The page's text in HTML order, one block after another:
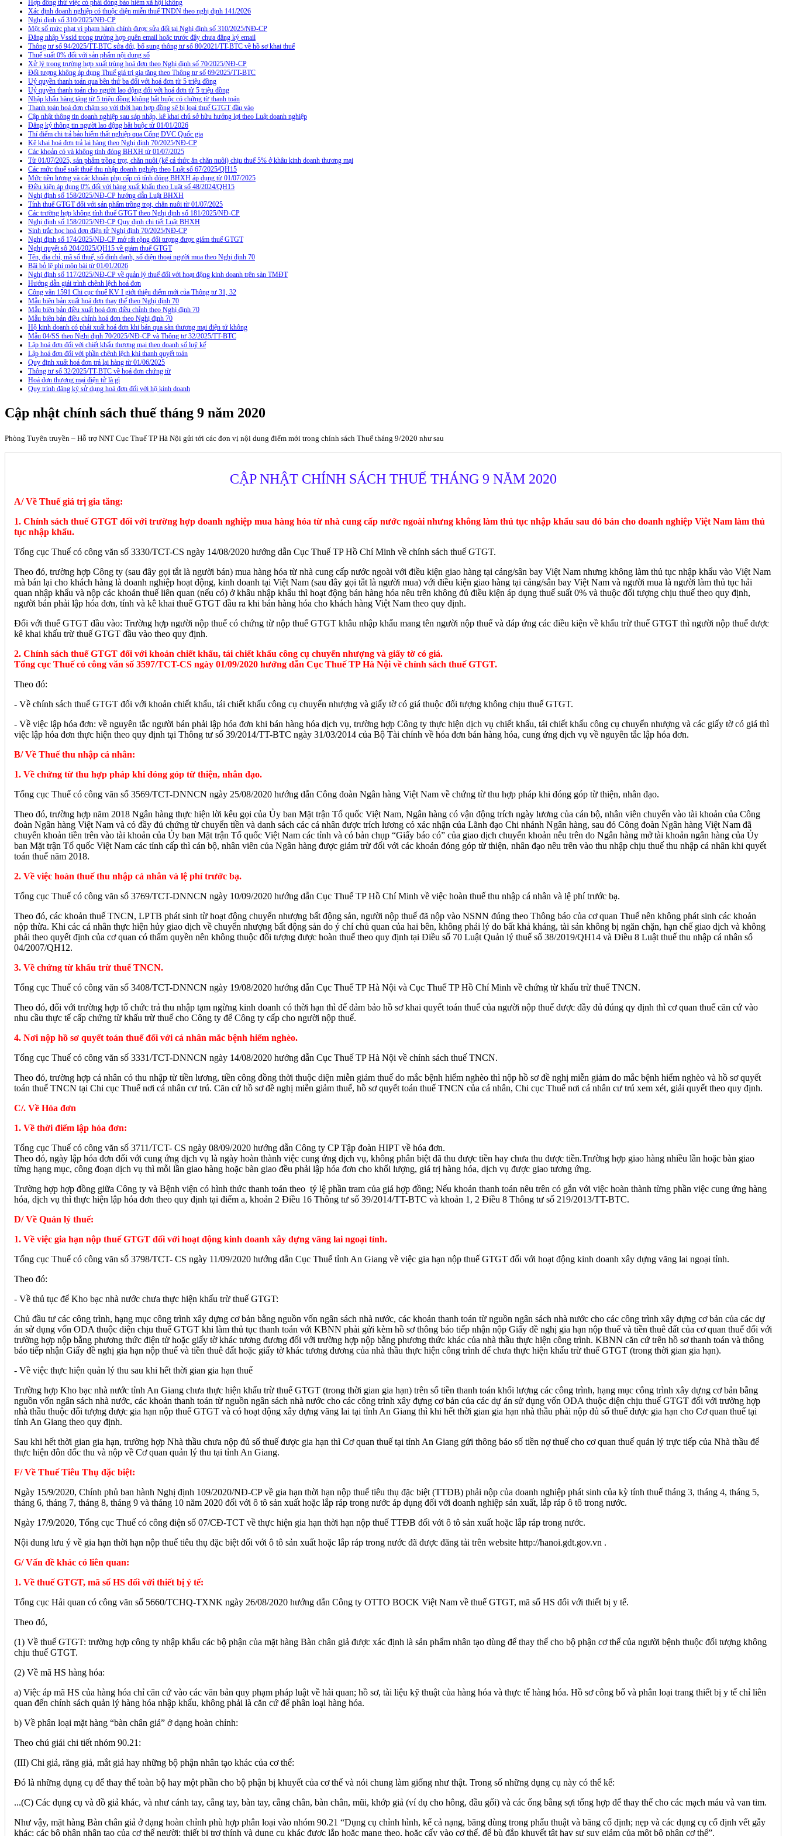
Hợp đồng thử việc có phải đóng bảo hiểm xã hội không
Xác định doanh nghiệp có thuộc diện miễn thuế TNDN theo nghị định 141/2026
Nghị định số 310/2025/NĐ-CP
Một số mức phạt vi phạm hành chính được sửa đổi tại Nghị định số 310/2025/NĐ-CP
Đăng nhập Vssid trong trường hợp quên email hoặc trước đây chưa đăng ký email
Thông tư số 94/2025/TT-BTC sửa đổi, bổ sung thông tư số 80/2021/TT-BTC về hồ sơ khai thuế
Thuế suất 0% đối với sản phẩm nội dung số
Xử lý trong trường hợp xuất trùng hoá đơn theo Nghị định số 70/2025/NĐ-CP
Đối tượng không áp dụng Thuế giá trị gia tăng theo Thông tư số 69/2025/TT-BTC
Uỷ quyền thanh toán qua bên thứ ba đối với hoá đơn từ 5 triệu đồng
Uỷ quyền thanh toán cho người lao động đối với hoá đơn từ 5 triệu đồng
Nhập khẩu hàng tặng từ 5 triệu đồng không bắt buộc có chứng từ thanh toán
Thanh toán hoá đơn chậm so với thời hạn hợp đồng sẽ bị loại thuế GTGT đầu vào
Cập nhật thông tin doanh nghiệp sau sáp nhập, kê khai chủ sở hữu hưởng lợi theo Luật doanh nghiệp
Đăng ký thông tin người lao động bắt buộc từ 01/01/2026
Thí điểm chi trả bảo hiểm thất nghiệp qua Cổng DVC Quốc gia
Kê khai hoá đơn trả lại hàng theo Nghị định 70/2025/NĐ-CP
Các khoản có và không tính đóng BHXH từ 01/07/2025
Từ 01/07/2025, sản phẩm trồng trọt, chăn nuôi (kể cả thức ăn chăn nuôi) chịu thuế 5% ở khâu kinh doanh thương mại
Các mức thuế suất thuế thu nhập doanh nghiệp theo Luật số 67/2025/QH15
Mức tiền lương và các khoản phụ cấp có tính đóng BHXH áp dụng từ 01/07/2025
Điều kiện áp dụng 0% đối với hàng xuất khẩu theo Luật số 48/2024/QH15
Nghị định số 158/2025/NĐ-CP hướng dẫn Luật BHXH
Tính thuế GTGT đối với sản phẩm trồng trọt, chăn nuôi từ 01/07/2025
Các trường hợp không tính thuế GTGT theo Nghị định số 181/2025/NĐ-CP
Nghị định số 158/2025/NĐ-CP Quy định chi tiết Luật BHXH
Sinh trắc học hoá đơn điện tử Nghị định 70/2025/NĐ-CP
Nghị định số 174/2025/NĐ-CP mở rất rộng đối tượng được giảm thuế GTGT
Nghị quyết sô 204/2025/QH15 về giảm thuế GTGT
Tên, địa chỉ, mã số thuế, số định danh, số điện thoại người mua theo Nghị định 70
Bãi bỏ lệ phí môn bài từ 01/01/2026
Nghị định số 117/2025/NĐ-CP về quản lý thuế đối với hoạt động kinh doanh trên sàn TMĐT
Hướng dẫn giải trình chênh lệch hoá đơn
Công văn 1591 Chi cục thuế KV I giới thiệu điểm mới của Thông tư 31, 32
Mẫu biên bản xuất hoá đơn thay thế theo Nghị định 70
Mẫu biên bản điều xuất hoá đơn điều chỉnh theo Nghị định 70
Mẫu biên bản điều chỉnh hoá đơn theo Nghị định 70
Hộ kinh doanh có phải xuất hoá đơn khi bán qua sàn thương mại điện tử không
Mẫu 04/SS theo Nghi định 70/2025/NĐ-CP và Thông tư 32/2025/TT-BTC
Lập hoá đơn đối với chiết khấu thương mại theo doanh số luỹ kế
Lập hoá đơn đối với phần chênh lệch khi thanh quyết toán
Quy định xuất hoá đơn trả lại hàng từ 01/06/2025
Thông tư số 32/2025/TT-BTC về hoá đơn chứng từ
Hoá đơn thương mại điện tử là gì
Quy trình đăng ký sử dụng hoá đơn đối với hộ kinh doanh
Cập nhật chính sách thuế tháng 9 năm 2020
Phòng Tuyên truyền – Hỗ trợ NNT Cục Thuế TP Hà Nội gửi tới các đơn vị nội dung điểm mới trong chính sách Thuế tháng 9/2020 như sau
CẬP NHẬT CHÍNH SÁCH THUẾ THÁNG 9 NĂM 2020
A/ Về Thuế giá trị gia tăng:
1. Chính sách thuế GTGT đối với trường hợp doanh nghiệp mua hàng hóa từ nhà cung cấp nước ngoài nhưng không làm thủ tục nhập khẩu sau đó bán cho doanh nghiệp Việt Nam làm thủ
tục nhập khẩu.
Tổng cục Thuế có công văn số 3330/TCT-CS ngày 14/08/2020 hướng dẫn Cục Thuế TP Hồ Chí Minh về chính sách thuế GTGT.
Theo đó, trường hợp Công ty (sau đây gọi tắt là người bán) mua hàng hóa từ nhà cung cấp nước ngoài với điều kiện giao hàng tại cảng/sân bay Việt Nam nhưng không làm thủ tục nhập khẩu vào Việt Nam
mà bán lại cho khách hàng là doanh nghiệp hoạt động, kinh doanh tại Việt Nam (sau đây gọi tắt là người mua) với điều kiện giao hàng tại cảng/sân bay Việt Nam và người mua là người làm thủ tục hải
quan nhập khẩu và nộp các khoản thuế liên quan (nếu có) ở khâu nhập khẩu thì hoạt động bán hàng hóa nêu trên không đủ điều kiện áp dụng thuế suất 0% và thuộc đối tượng chịu thuế theo quy định,
người bán phải lập hóa đơn, tính và kê khai thuế GTGT đầu ra khi bán hàng hóa cho khách hàng Việt Nam theo quy định.
Đối với thuế GTGT đầu vào: Trường hợp người nộp thuế có chứng từ nộp thuế GTGT khâu nhập khẩu mang tên người nộp thuế và đáp ứng các điều kiện về khấu trừ thuế GTGT thì người nộp thuế được
kê khai khấu trừ thuế GTGT đầu vào theo quy định.
2. Chính sách thuế GTGT đối với khoản chiết khấu, tái chiết khấu công cụ chuyển nhượng và giấy tờ có giá.
Tổng cục Thuế có công văn số 3597/TCT-CS ngày 01/09/2020 hướng dẫn Cục Thuế TP Hà Nội về chính sách thuế GTGT.
Theo đó:
- Về chính sách thuế GTGT đối với khoản chiết khấu, tái chiết khấu công cụ chuyển nhượng và giấy tờ có giá thuộc đối tượng không chịu thuế GTGT.
- Về việc lập hóa đơn: về nguyên tắc người bán phải lập hóa đơn khi bán hàng hóa dịch vụ, trường hợp Công ty thực hiện dịch vụ chiết khấu, tái chiết khấu công cụ chuyển nhượng và các giấy tờ có giá thì
việc lập hóa đơn thực hiện theo quy định tại Thông tư số 39/2014/TT-BTC ngày 31/03/2014 của Bộ Tài chính về hóa đơn bán hàng hóa, cung ứng dịch vụ về nguyên tắc lập hóa đơn.
B/ Về Thuế thu nhập cá nhân:
1. Về chứng từ thu hợp pháp khi đóng góp từ thiện, nhân đạo.
Tổng cục Thuế có công văn số 3569/TCT-DNNCN ngày 25/08/2020 hướng dẫn Công đoàn Ngân hàng Việt Nam về chứng từ thu hợp pháp khi đóng góp từ thiện, nhân đạo.
Theo đó, trường hợp năm 2018 Ngân hàng thực hiện lời kêu gọi của Ủy ban Mặt trận Tổ quốc Việt Nam, Ngân hàng có vận động trích ngày lương của cán bộ, nhân viên chuyển vào tài khoản của Công
đoàn Ngân hàng Việt Nam và có đầy đủ chứng từ chuyển tiền và danh sách các cá nhân được trích lương có xác nhận của Lãnh đạo Chi nhánh Ngân hàng, sau đó Công đoàn Ngân hàng Việt Nam đã
chuyển khoản tiền trên vào tài khoản của Ủy ban Mặt trận Tổ quốc Việt Nam các tỉnh và có bản chụp “Giấy báo có” của giao dịch chuyển khoản nêu trên do Ngân hàng mở tài khoản ngân hàng của Ủy
ban Mặt trận Tổ quốc Việt Nam các tỉnh cấp thì cán bộ, nhân viên của Ngân hàng được giảm trừ đối với các khoản đóng góp từ thiện, nhân đạo nêu trên vào thu nhập chịu thuế thu nhập cá nhân khi quyết
toán thuế năm 2018.
2. Về việc hoàn thuế thu nhập cá nhân và lệ phí trước bạ.
Tổng cục Thuế có công văn số 3769/TCT-DNNCN ngày 10/09/2020 hướng dẫn Cục Thuế TP Hồ Chí Minh về việc hoàn thuế thu nhập cá nhân và lệ phí trước bạ.
Theo đó, các khoản thuế TNCN, LPTB phát sinh từ hoạt động chuyển nhượng bất động sản, người nộp thuế đã nộp vào NSNN đúng theo Thông báo của cơ quan Thuế nên không phát sinh các khoản
nộp thừa. Khi các cá nhân thực hiện hủy giao dịch về chuyển nhượng bất động sản do ý chí chủ quan của hai bên, không phải lý do bất khả kháng, tài sản không bị ngăn chặn, hạn chế giao dịch và không
phải theo quyết định của cơ quan có thẩm quyền nên không thuộc đối tượng được hoàn thuế theo quy định tại Điều số 70 Luật Quản lý thuế số 38/2019/QH14 và Điều 8 Luật thuế thu nhập cá nhân số
04/2007/QH12.
3. Về chứng từ khấu trừ thuế TNCN.
Tổng cục Thuế có công văn số 3408/TCT-DNNCN ngày 19/08/2020 hướng dẫn Cục Thuế TP Hà Nội và Cục Thuế TP Hồ Chí Minh về chứng từ khấu trừ thuế TNCN.
Theo đó, đối với trường hợp tổ chức trả thu nhập tạm ngừng kinh doanh có thời hạn thì để đảm bảo hồ sơ khai quyết toán thuế của người nộp thuế được đầy đủ đúng qy định thì cơ quan thuế căn cứ vào
nhu cầu thực tế cấp chứng từ khấu trừ thuế cho Công ty để Công ty cấp cho người nộp thuế.
4. Nơi nộp hồ sơ quyết toán thuế đối với cá nhân mắc bệnh hiểm nghèo.
Tổng cục Thuế có công văn số 3331/TCT-DNNCN ngày 14/08/2020 hướng dẫn Cục Thuế TP Hà Nội về chính sách thuế TNCN.
Theo đó, trường hợp cá nhân có thu nhập từ tiền lương, tiền công đồng thời thuộc diện miễn giảm thuế do mắc bệnh hiểm nghèo thì nộp hồ sơ đề nghị miễn giảm do mắc bệnh hiểm nghèo và hồ sơ quyết
toán thuế TNCN tại Chi cục Thuế nơi cá nhân cư trú. Căn cứ hồ sơ đề nghị miễn giảm thuế, hồ sơ quyết toán thuế TNCN của cá nhân, Chi cục Thuế nơi cá nhân cư trú xem xét, giải quyết theo quy định.
C/. Về Hóa đơn
1. Về thời điểm lập hóa đơn:
Tổng cục Thuế có công văn số 3711/TCT- CS ngày 08/09/2020 hướng dẫn Công ty CP Tập đoàn HIPT về hóa đơn.
Theo đó, ngày lập hóa đơn đối với cung ứng dịch vụ là ngày hoàn thành việc cung ứng dịch vụ, không phân biệt đã thu được tiền hay chưa thu được tiền.Trường hợp giao hàng nhiều lần hoặc bàn giao
từng hạng mục, công đoạn dịch vụ thì mỗi lần giao hàng hoặc bàn giao đều phải lập hóa đơn cho khối lượng, giá trị hàng hóa, dịch vụ được giao tương ứng.
Trường hợp hợp đồng giữa Công ty và Bệnh viện có hình thức thanh toán theo tỷ lệ phần tram của giá hợp đồng; Nếu khoản thanh toán nêu trên có gắn với việc hoàn thành từng phần việc cung ứng hàng
hóa, dịch vụ thì thực hiện lập hóa đơn theo quy định tại điểm a, khoản 2 Điều 16 Thông tư số 39/2014/TT-BTC và khoản 1, 2 Điều 8 Thông tư số 219/2013/TT-BTC.
D/ Về Quản lý thuế:
1. Về việc gia hạn nộp thuế GTGT đối với hoạt động kinh doanh xây dựng vãng lai ngoại tỉnh.
Tổng cục Thuế có công văn số 3798/TCT- CS ngày 11/09/2020 hướng dẫn Cục Thuế tỉnh An Giang về việc gia hạn nộp thuế GTGT đối với hoạt động kinh doanh xây dựng vãng lai ngoại tỉnh.
Theo đó:
- Về thủ tục để Kho bạc nhà nước chưa thực hiện khấu trừ thuế GTGT:
Chủ đầu tư các công trình, hạng mục công trình xây dựng cơ bản bằng nguồn vốn ngân sách nhà nước, các khoản thanh toán từ nguồn ngân sách nhà nước cho các công trình xây dựng cơ bản của các dự
án sử dụng vốn ODA thuộc diện chịu thuế GTGT khi làm thủ tục thanh toán với KBNN phải gửi kèm hồ sơ thông báo tiếp nhận nộp Giấy đề nghị gia hạn nộp thuế và tiền thuê đất của cơ quan thuế đối với
trường hợp nộp bằng phương thức điện tử hoặc giấy tờ khác tương đương đối với trường hợp nộp bằng phương thức khác của nhà thầu thực hiện công trình. KBNN căn cứ trên hồ sơ thanh toán và thông
báo tiếp nhận Giấy đề nghị gia hạn nộp thuế và tiền thuê đất hoặc giấy tờ khác tương đương của nhà thầu thực hiện công trình để chưa thực hiện khấu trừ thuế GTGT (trong thời gian gia hạn).
- Về việc thực hiện quản lý thu sau khi hết thời gian gia hạn thuế
Trường hợp Kho bạc nhà nước tỉnh An Giang chưa thực hiện khấu trừ thuế GTGT (trong thời gian gia hạn) trên số tiền thanh toán khối lượng các công trình, hạng mục công trình xây dựng cơ bản bằng
nguồn vốn ngân sách nhà nước, các khoản thanh toán từ nguồn ngân sách nhà nước cho các công trình xây đựng cơ bản của các dự án sử dụng vốn ODA thuộc diện chịu thuế GTGT đối với trường hợp
nhà thầu thuộc đối tượng được gia hạn nộp thuế GTGT và có hoạt động xây dựng vãng lai tại tỉnh An Giang thì khi hết thời gian gia hạn nhà thầu phải nộp đủ số thuế được gia hạn cho Cơ quan thuế tại
tỉnh An Giang theo quy định.
Sau khi hết thời gian gia hạn, trường hợp Nhà thầu chưa nộp đủ số thuế được gia hạn thì Cơ quan thuế tại tỉnh An Giang gửi thông báo số tiền nợ thuế cho cơ quan thuế quản lý trực tiếp của Nhà thầu để
thực hiện đôn đốc thu và nộp về Cơ quan quản lý thu tại tỉnh An Giang.
F/ Về Thuế Tiêu Thụ đặc biệt:
Ngày 15/9/2020, Chính phủ ban hành Nghị định 109/2020/NĐ-CP về gia hạn thời hạn nộp thuế tiêu thụ đặc biệt (TTĐB) phải nộp của doanh nghiệp phát sinh của kỳ tính thuế tháng 3, tháng 4, tháng 5,
tháng 6, tháng 7, tháng 8, tháng 9 và tháng 10 năm 2020 đối với ô tô sản xuất hoặc lắp ráp trong nước áp dụng đối với doanh nghiệp sản xuất, lắp ráp ô tô trong nước.
Ngày 17/9/2020, Tổng cục Thuế có công điện số 07/CĐ-TCT về thực hiện gia hạn thời hạn nộp thuế TTĐB đối với ô tô sản xuất hoặc lắp ráp trong nước.
Nội dung lưu ý về gia hạn thời hạn nộp thuế tiêu thụ đặc biệt đối với ô tô sản xuất hoặc lắp ráp trong nước đã được đăng tải trên website http://hanoi.gdt.gov.vn .
G/ Vấn đề khác có liên quan:
1. Về thuế GTGT, mã số HS đối với thiết bị ý tế:
Tổng cục Hải quan có công văn số 5660/TCHQ-TXNK ngày 26/08/2020 hướng dẫn Công ty OTTO BOCK Việt Nam về thuế GTGT, mã số HS đối với thiết bị y tế.
Theo đó,
(1) Về thuế GTGT: trường hợp công ty nhập khẩu các bộ phận của mặt hàng Bàn chân giả được xác định là sản phẩm nhân tạo dùng để thay thế cho bộ phận cơ thể của người bệnh thuộc đối tượng không
chịu thuế GTGT.
(2) Về mã HS hàng hóa:
a) Việc áp mã HS của hàng hóa chỉ căn cứ vào các văn bản quy phạm pháp luật về hải quan; hồ sơ, tài liệu kỹ thuật của hàng hóa và thực tế hàng hóa. Hồ sơ công bố và phân loại trang thiết bị y tế chỉ liên
quan đến chính sách quản lý hàng hóa nhập khẩu, không phải là căn cứ để phân loại hàng hóa.
b) Về phân loại mặt hàng “bàn chân giả” ở dạng hoàn chỉnh:
Theo chú giải chi tiết nhóm 90.21:
(III) Chi giả, răng giả, mắt giả hay những bộ phận nhân tạo khác của cơ thể:
Đó là những dụng cụ để thay thế toàn bộ hay một phần cho bộ phận bị khuyết của cơ thể và nói chung làm giống như thật. Trong số những dụng cụ này có thể kể:
...(C) Các dụng cụ và đồ giả khác, và như cánh tay, cẳng tay, bàn tay, cẳng chân, bàn chân, mũi, khớp giả (ví dụ cho hông, đầu gối) và các ống bằng sợi tổng hợp để thay thế cho các mạch máu và van tim.
Như vậy, mặt hàng Bàn chân giả ở dạng hoàn chỉnh phù hợp phân loại vào nhóm 90.21 “Dụng cụ chỉnh hình, kể cả nạng, băng dùng trong phẩu thuật và băng cố định; nẹp và các dụng cụ cố định vết gẫy
khác; các bộ phận nhân tạo của cơ thể người; thiết bị trợ thính và dụng cụ khác được lắp hoặc mang theo, hoặc cấy vào cơ thể, để bù đắp khuyết tật hay sự suy giảm của một bộ phận cơ thể”.